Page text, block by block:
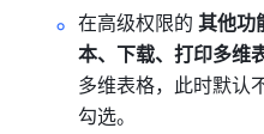
在高级权限的 其他功
本、下载、打印多维
多维表格，此时默认
勾选。